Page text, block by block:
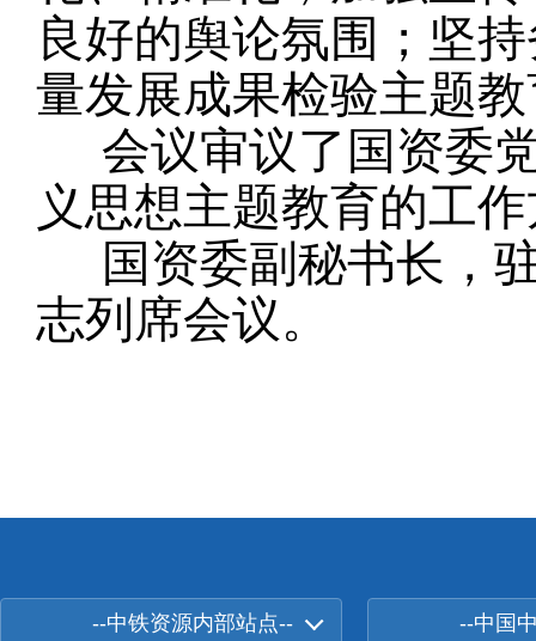
良好的舆论氛围；坚
量发展成果检验主题
会议审议了国资委
义思想主题教育的工
国资委副秘书长，
志列席会议。
--中铁资源内部站点-- --中国